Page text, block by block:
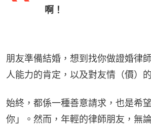
啊！
朋友準備結婚，想到找你做證婚律
人能力的肯定，以及對友情（價）
始終，都係一種善意請求，也是希
你」。然而，年輕的律師朋友，無